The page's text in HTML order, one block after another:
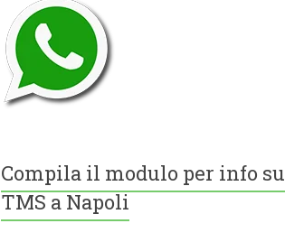
Compila il modulo per info su
TMS a Napoli